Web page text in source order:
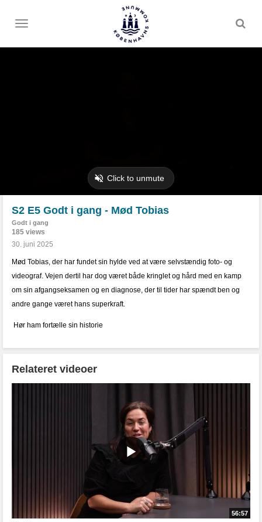
Toggle
S2 E5 Godt i gang - Mød Tobias
Godt i gang
185 views
30. juni 2025
Mød Tobias, der har fundet sin hylde ved at være selvstændig foto- og
videograf. Vejen dertil har dog været både kringlet og hård med en kamp
om sin afgangseksamen og en diagnose, der til tider har spændt ben og
andre gange været hans superkraft.
Hør ham fortælle sin historie
Relateret videoer
56:57